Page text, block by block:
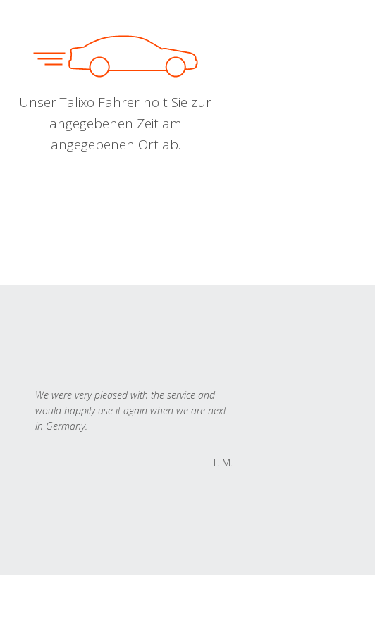
Unser Talixo Fahrer holt Sie zur
angegebenen Zeit am
angegebenen Ort ab.
We were very pleased with the service and
would happily use it again when we are next
in Germany.
T. M.